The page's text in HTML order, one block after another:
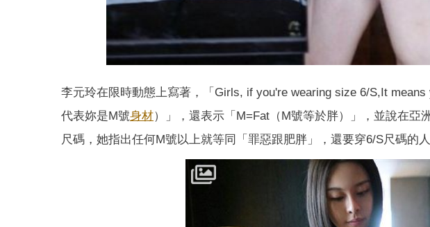
李元玲在限時動態上寫著，「Girls, if you're wearing size 6/S,It
代表妳是M號身材）」，還表示「M=Fat（M號等於胖）」，並說在亞
尺碼，她指出任何M號以上就等同「罪惡跟肥胖」，還要穿6/S尺碼的